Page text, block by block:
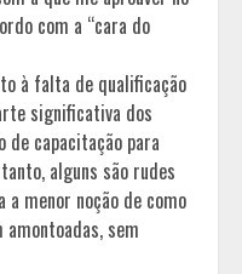
com a “cara do
à falta de qualificação
significativa dos
de capacitação para
alguns são rudes
menor noção de como
sem